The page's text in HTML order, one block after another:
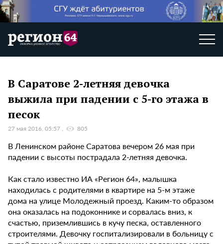
В Саратове 2-летняя девочка
выжила при падении с 5-го этажа в
песок
27 мая 2016, 05:57 805
В Ленинском районе Саратова вечером 26 мая при
падении с высоты пострадала 2-летняя девочка.
Как стало известно ИА «Регион 64», малышка
находилась с родителями в квартире на 5-м этаже
дома на улице Молодежный проезд. Каким-то образом
она оказалась на подоконнике и сорвалась вниз, к
счастью, приземлившись в кучу песка, оставленного
строителями. Девочку госпитализировали в больницу с